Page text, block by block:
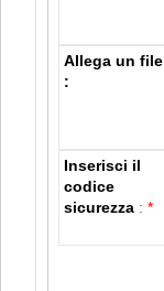
Allega un file
:
Inserisci il
codice
sicurezza: *